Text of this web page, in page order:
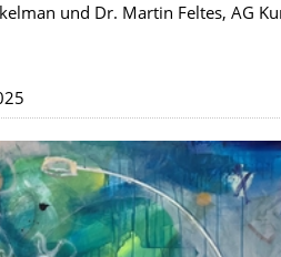
und Dr. Martin Feltes, AG